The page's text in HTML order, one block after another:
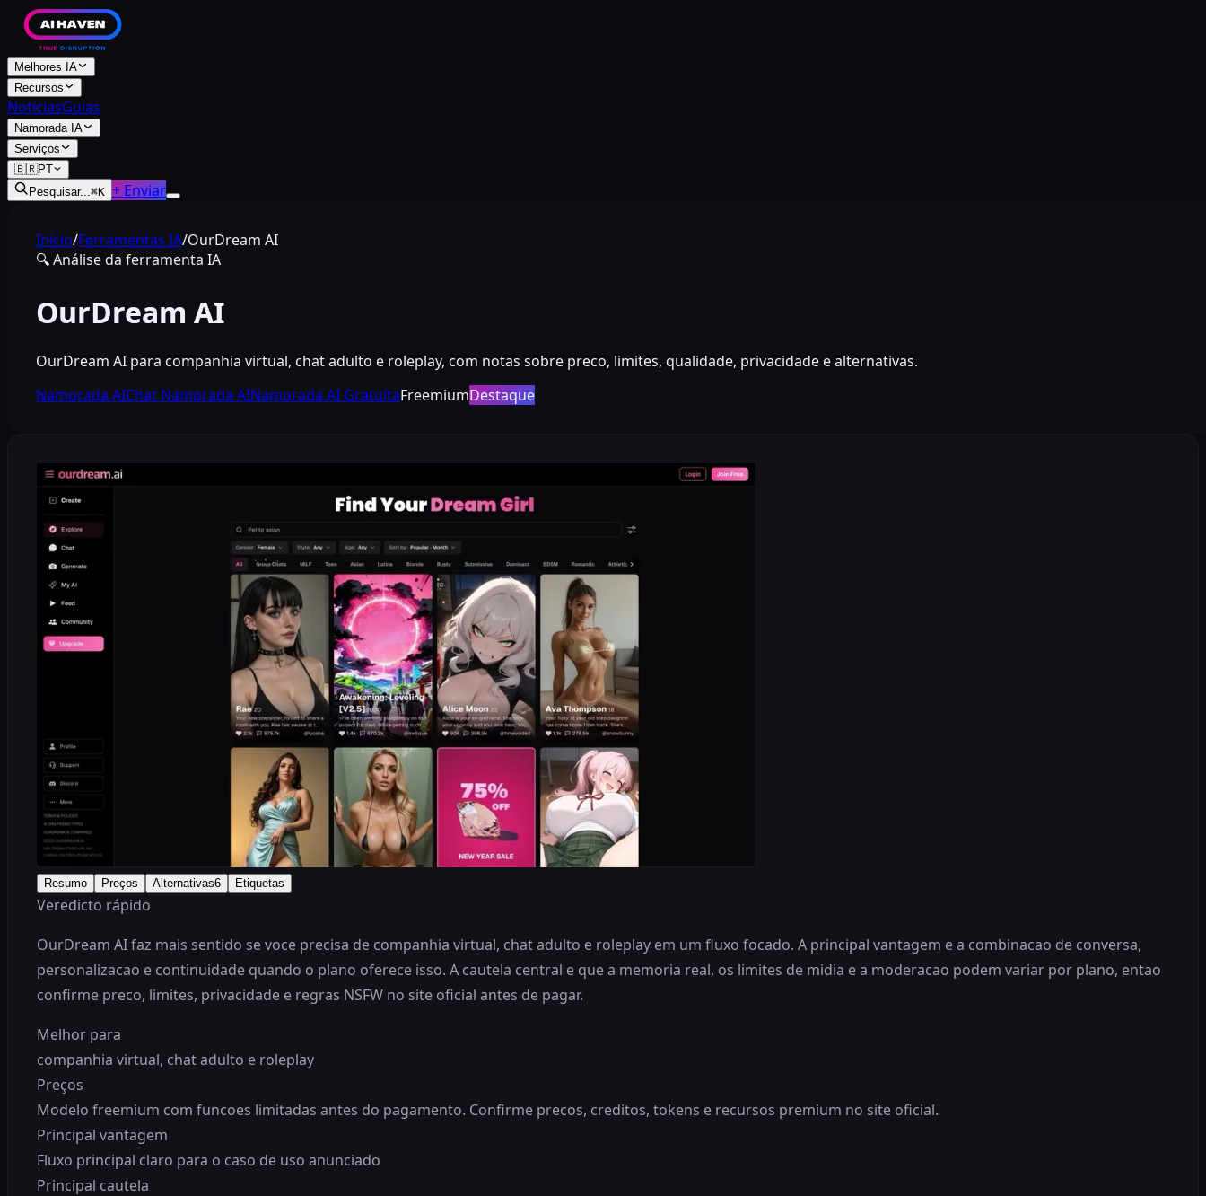
Melhores IA
Recursos
NotíciasGuias
Namorada IA
Serviços
🇧🇷PT
Pesquisar...⌘K + Enviar
Início/Ferramentas IA/OurDream AI
🔍Análise da ferramenta IA
OurDream AI
OurDream AI para companhia virtual, chat adulto e roleplay, com notas sobre preco, limites, qualidade, privacidade e alternativas.
Namorada AIChat Namorada AINamorada AI GratuítaFreemiumDestaque
Resumo Preços Alternativas6 Etiquetas
Veredicto rápido
OurDream AI faz mais sentido se voce precisa de companhia virtual, chat adulto e roleplay em um fluxo focado. A principal vantagem e a combinacao de conversa,
personalizacao e continuidade quando o plano oferece isso. A cautela central e que a memoria real, os limites de midia e a moderacao podem variar por plano, entao
confirme preco, limites, privacidade e regras NSFW no site oficial antes de pagar.
Melhor para
companhia virtual, chat adulto e roleplay
Preços
Modelo freemium com funcoes limitadas antes do pagamento. Confirme precos, creditos, tokens e recursos premium no site oficial.
Principal vantagem
Fluxo principal claro para o caso de uso anunciado
Principal cautela